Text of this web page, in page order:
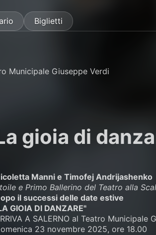
Biglietti
Municipale Giuseppe Verdi
gioia di
Manni e Timofej Andrijashenko
e Primo Ballerino del Teatro alla
il successi delle date estive
GIOIA DI DANZARE"
A SALERNO al Teatro Municipale
23 novembre 2025, ore 18.00